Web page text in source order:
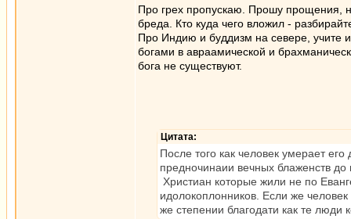
Про грех пропускаю. Прошу прощения,
бреда. Кто куда чего вложил -
Про Индию и буддизм на севере, учите
богами в авраамической и
бога не существуют.
Цитата:
После того как человек умерает
предночинаии вечных блаженств
Христиан которые жили не по
идолокоплонников. Если же
же степении благодати как те люди